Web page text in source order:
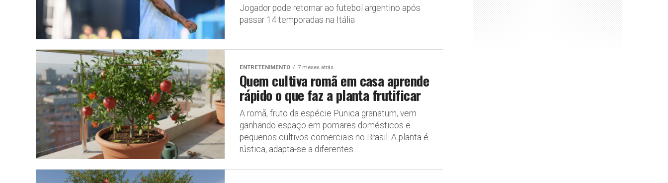
Jogador pode retornar ao futebol argentino após
passar 14 temporadas na Itália
ENTRETENIMENTO 7 meses atrás
Quem cultiva romã em casa aprende
rápido o que faz a planta frutificar
A romã, fruto da espécie Punica granatum, vem
ganhando espaço em pomares domésticos e
pequenos cultivos comerciais no Brasil. A planta é
rústica, adapta-se a diferentes...